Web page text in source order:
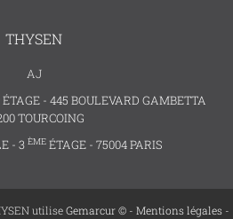
THYSEN
AJ
ÉTAGE - 445 BOULEVARD GAMBETTA
TOURCOING
- 3 ÈME ÉTAGE - 75004 PARIS
utiliseGemarcur © - Mentions légales -